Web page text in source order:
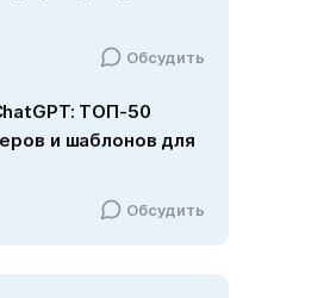
Обсудить
ТОП-50
и шаблонов для
Обсудить